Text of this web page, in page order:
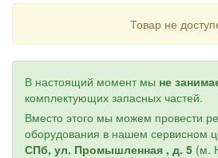
Товар не
В настоящий момент мы не
комплектующих запасных частей.
Вместо этого мы можем провести
оборудования в нашем сервисном
СПб, ул. Промышленная , д. 5 (м.